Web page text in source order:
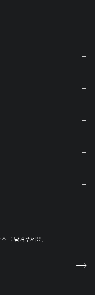
를 남겨주세요.